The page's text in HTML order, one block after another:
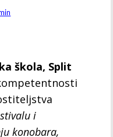
škola, Split
i
konobara,